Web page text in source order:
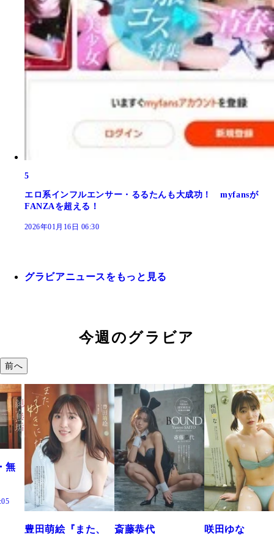
5
エロ系インフルエンサー・るるたんも大成功！ myfansが
FANZAを超える！
2026年01月16日 06:30
グラビアニュースをもっと見る
今週のグラビア
前へ
斎藤恭代
咲田ゆな
藤水咲桜『花